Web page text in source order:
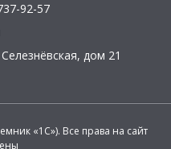
92-57
дом 21
«1С»). Все права на сайт